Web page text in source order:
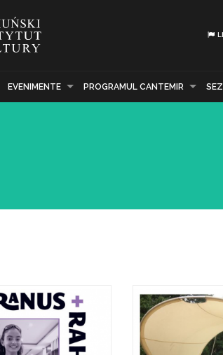
EVENIMENTE PROGRAMUL CANTEMIR